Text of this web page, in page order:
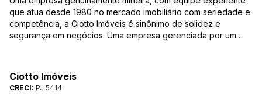
que atua desde 1980 no mercado imobiliário com seriedade e
competência, a Ciotto Imóveis é sinônimo de solidez e
segurança em negócios. Uma empresa gerenciada por um
conservação de condomínios, disponibilizando sempre as
melhores opções da região da Pampulha. Oferecemos ainda
completa assessória, consulte-nos sobre os nossos
Ciotto Imóveis
CRECI: PJ 5414